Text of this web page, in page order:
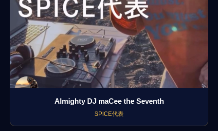
Almighty DJ maCee the Seventh
SPICE代表